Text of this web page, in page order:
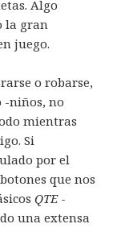
Algo
la gran
juego.
o robarse,
-niños, no
mientras
Si
por el
que nos
QTE-
una extensa